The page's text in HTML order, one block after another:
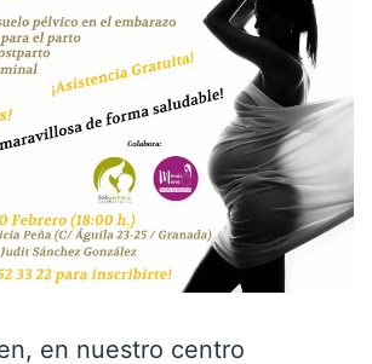
en nuestro centro